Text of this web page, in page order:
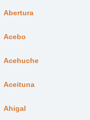
Abertura
Acebo
Acehuche
Aceituna
Ahigal